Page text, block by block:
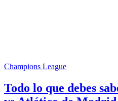
Champions League
Todo lo que debes